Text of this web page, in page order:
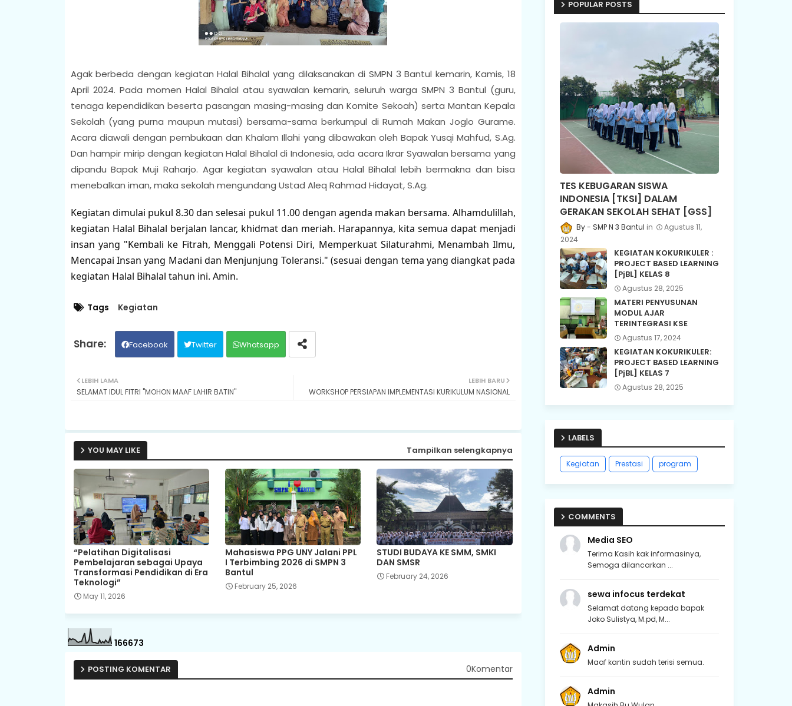
Agak berbeda dengan kegiatan Halal Bihalal yang dilaksanakan di SMPN 3 Bantul kemarin, Kamis, 18
April 2024. Pada momen Halal Bihalal atau syawalan kemarin, seluruh warga SMPN 3 Bantul (guru,
tenaga kependidikan beserta pasangan masing-masing dan Komite Sekoah) serta Mantan Kepala
Sekolah (yang purna maupun mutasi) bersama-sama berkumpul di Rumah Makan Joglo Gurame.
Acara diawali dengan pembukaan dan Khalam Illahi yang dibawakan oleh Bapak Yusqi Mahfud, S.Ag.
Dan hampir mirip dengan kegiatan Halal Bihalal di Indonesia, ada acara Ikrar Syawalan bersama yang
dipandu Bapak Muji Raharjo. Agar kegiatan syawalan atau Halal Bihalal lebih bermakna dan bisa
menebalkan iman, maka sekolah mengundang Ustad Aleq Rahmad Hidayat, S.Ag.
Kegiatan dimulai pukul 8.30 dan selesai pukul 11.00 dengan agenda makan bersama. Alhamdulillah,
kegiatan Halal Bihalal berjalan lancar, khidmat dan meriah. Harapannya, kita semua dapat menjadi
insan yang "Kembali ke Fitrah, Menggali Potensi Diri, Memperkuat Silaturahmi, Menambah Ilmu,
Mencapai Insan yang Madani dan Menjunjung Toleransi." (sesuai dengan tema yang diangkat pada
kegiatan Halal Bihalal tahun ini. Amin.
Tags Kegiatan
Facebook Twitter Whatsapp
LEBIH BARU
WORKSHOP PERSIAPAN IMPLEMENTASI KURIKULUM NASIONAL
LEBIH LAMA
SELAMAT IDUL FITRI "MOHON MAAF LAHIR BATIN"
YOU MAY LIKE Tampilkan selengkapnya
“Pelatihan Digitalisasi
Pembelajaran sebagai Upaya
Transformasi Pendidikan di Era
Teknologi”
May 11, 2026
Mahasiswa PPG UNY Jalani PPL
I Terbimbing 2026 di SMPN 3
Bantul
February 25, 2026
STUDI BUDAYA KE SMM, SMKI
DAN SMSR
February 24, 2026
166673
POSTING KOMENTAR 0Komentar
POPULAR POSTS
TES KEBUGARAN SISWA
INDONESIA [TKSI] DALAM
GERAKAN SEKOLAH SEHAT [GSS]
SMP N 3 Bantul
Agustus 11,
2024
KEGIATAN KOKURIKULER :
PROJECT BASED LEARNING
[PjBL] KELAS 8
Agustus 28, 2025
MATERI PENYUSUNAN
MODUL AJAR
TERINTEGRASI KSE
Agustus 17, 2024
KEGIATAN KOKURIKULER:
PROJECT BASED LEARNING
[PjBL] KELAS 7
Agustus 28, 2025
LABELS
Kegiatan Prestasi program
COMMENTS
Media SEO
Terima Kasih kak informasinya,
Semoga dilancarkan ...
sewa infocus terdekat
Selamat datang kepada bapak
Joko Sulistya, M.pd, M...
Admin
Maaf kantin sudah terisi semua.
Admin